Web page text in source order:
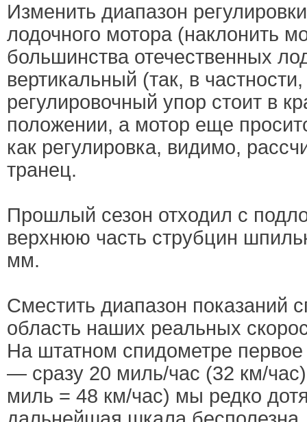
Изменить диапазон
лодочного мотора (наклонить
большинства отечественных
вертикальный (так, в
регулировочный упор стоит в
положении, а мотор еще
как регулировка, видимо,
транец.
Прошлый сезон отходил с
верхнюю часть струбцин
мм.
Сместить диапазон показаний
область наших реальных
На штатном спидометре
— сразу 20 миль/час (32 км/
миль = 48 км/час) мы редко